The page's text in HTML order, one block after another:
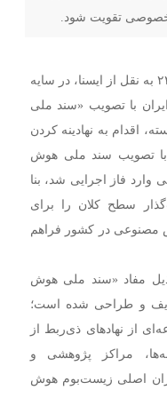
تقویت شود.
به گزارش پایگاه خبری – تحلیلی رواج ۲۴ به نقل از ایسنا، در سایه
با تصویب «سند ملی
اقدام به نهادینه کردن
با تصویب سند ملی هوش
فاز اجرایی شد، بنا
سطح کلان را برای
مصنوعی در کشور فراهم
مفاد «سند ملی هوش
و طراحی شده است؛
از نهادهای ذی‌ربط از
مراکز پژوهشی و
اصلی زیست‌بوم هوش